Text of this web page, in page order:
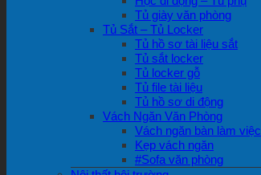
Tủ giày văn phòng
Tủ Sắt – Tủ Locker
Tủ hồ sơ tài liệu sắt
Tủ sắt locker
Tủ locker gỗ
Tủ file tài liệu
Tủ hồ sơ di động
Vách Ngăn Văn Phòng
Vách ngăn bàn làm việc
Kẹp vách ngăn
#Sofa văn phòng